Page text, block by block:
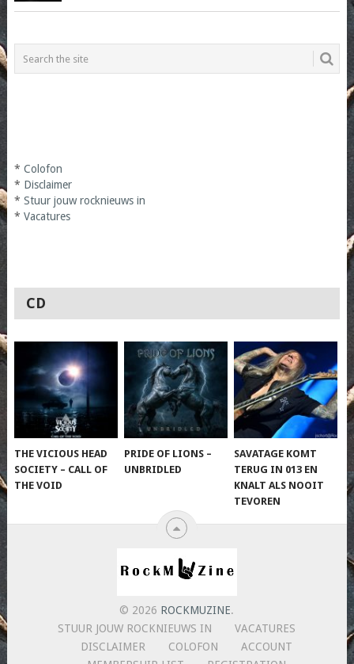
* Colofon
* Disclaimer
* Stuur jouw rocknieuws in
* Vacatures
CD
THE VICIOUS HEAD
SOCIETY – CALL OF
THE VOID
PRIDE OF LIONS –
UNBRIDLED
SAVATAGE KOMT
TERUG IN 013 EN
KNALT ALS NOOIT
TEVOREN
© 2026 ROCKMUZINE.
STUUR JOUW ROCKNIEUWS IN
VACATURES
DISCLAIMER
COLOFON
ACCOUNT